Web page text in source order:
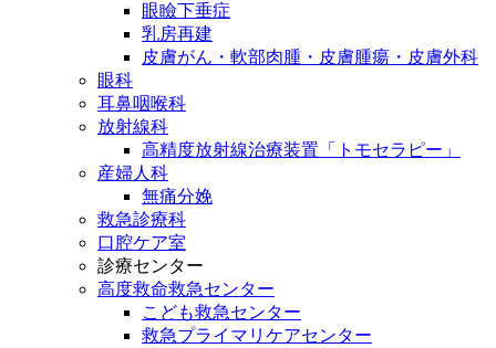
眼瞼下垂症
乳房再建
皮膚がん・軟部肉腫・皮膚腫瘍・皮膚外科
眼科
耳鼻咽喉科
放射線科
高精度放射線治療装置「トモセラピー」
産婦人科
無痛分娩
救急診療科
口腔ケア室
診療センター
高度救命救急センター
こども救急センター
救急プライマリケアセンター